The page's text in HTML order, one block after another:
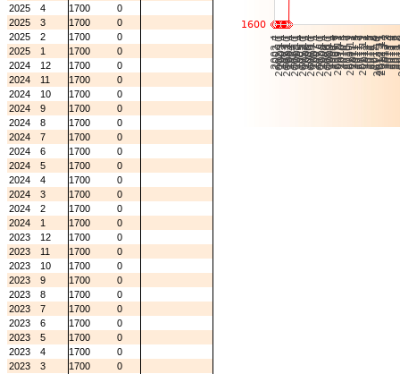
2025
4 1700
0
2025
3 1700
0
2025
2 1700
0
2025
1 1700
0
2024
12 1700
0
2024
11 1700
0
2024
10 1700
0
2024
9 1700
0
2024
8 1700
0
2024
7 1700
0
2024
6 1700
0
2024
5 1700
0
2024
4 1700
0
2024
3 1700
0
2024
2 1700
0
2024
1 1700
0
2023
12 1700
0
2023
11 1700
0
2023
10 1700
0
2023
9 1700
0
2023
8 1700
0
2023
7 1700
0
2023
6 1700
0
2023
5 1700
0
2023
4 1700
0
2023
3 1700
0